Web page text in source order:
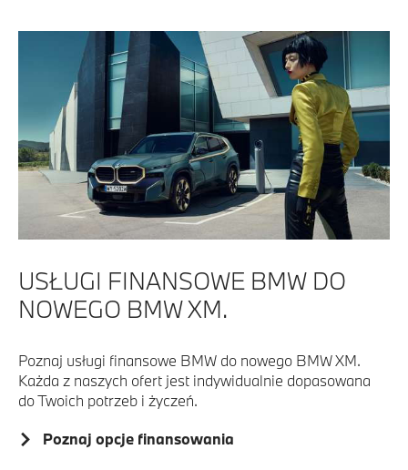
USŁUGI FINANSOWE BMW DO
NOWEGO BMW XM.
Poznaj usługi finansowe BMW do nowego BMW XM.
Każda z naszych ofert jest indywidualnie dopasowana
do Twoich potrzeb i życzeń.
Poznaj opcje finansowania